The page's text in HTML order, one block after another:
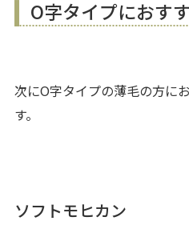
O字タイプにおす
次にO字タイプの薄毛の方に
す。
ソフトモヒカン